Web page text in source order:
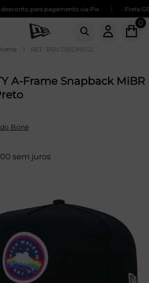
para pagamento via Pix Frete
0
REF: BRV23BON012
A-Frame Snapback MiBR
Boné
sem juros